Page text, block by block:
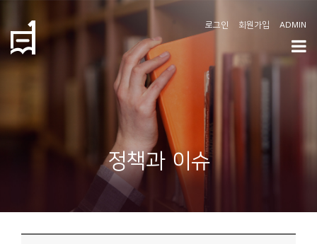
로그인 회원가입 ADMIN
정책과 이슈
지
사